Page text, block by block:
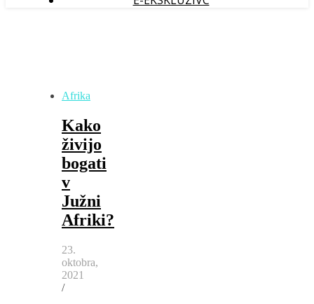
Afrika
Kako
živijo
bogati
v
Južni
Afriki?
23.
oktobra,
2021
/